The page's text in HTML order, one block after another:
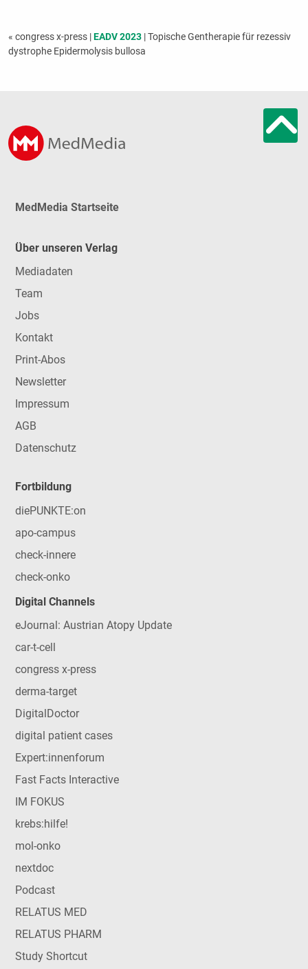
« congress x-press |EADV 2023| Topische Gentherapie für rezessiv
dystrophe Epidermolysis bullosa
MedMedia Startseite
Über unseren Verlag
Mediadaten
Team
Jobs
Kontakt
Print-Abos
Newsletter
Impressum
AGB
Datenschutz
Fortbildung
diePUNKTE:on
apo-campus
check-innere
check-onko
Digital Channels
eJournal: Austrian Atopy Update
car-t-cell
congress x-press
derma-target
DigitalDoctor
digital patient cases
Expert:innenforum
Fast Facts Interactive
IM FOKUS
krebs:hilfe!
mol-onko
nextdoc
Podcast
RELATUS MED
RELATUS PHARM
Study Shortcut